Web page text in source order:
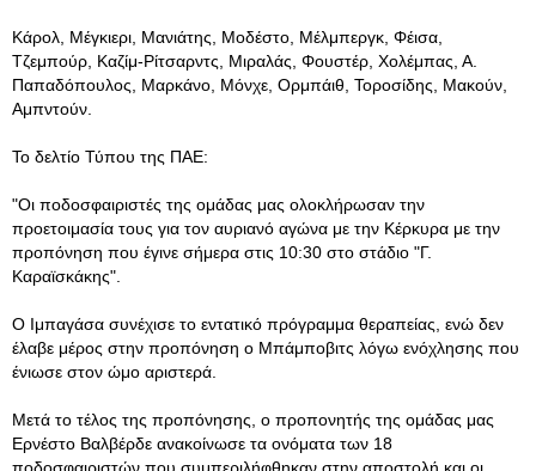
Κάρολ, Μέγκιερι, Μανιάτης, Μοδέστο, Μέλμπεργκ, Φέισα,
Τζεμπούρ, Καζίμ-Ρίτσαρντς, Μιραλάς, Φουστέρ, Χολέμπας, Α.
Παπαδόπουλος, Μαρκάνο, Μόνχε, Ορμπάιθ, Τοροσίδης, Μακούν,
Αμπντούν.
Το δελτίο Τύπου της ΠΑΕ:
"Οι ποδοσφαιριστές της ομάδας μας ολοκλήρωσαν την
προετοιμασία τους για τον αυριανό αγώνα με την Κέρκυρα με την
προπόνηση που έγινε σήμερα στις 10:30 στο στάδιο "Γ.
Καραϊσκάκης".
Ο Ιμπαγάσα συνέχισε το εντατικό πρόγραμμα θεραπείας, ενώ δεν
έλαβε μέρος στην προπόνηση ο Μπάμποβιτς λόγω ενόχλησης που
ένιωσε στον ώμο αριστερά.
Μετά το τέλος της προπόνησης, ο προπονητής της ομάδας μας
Ερνέστο Βαλβέρδε ανακοίνωσε τα ονόματα των 18